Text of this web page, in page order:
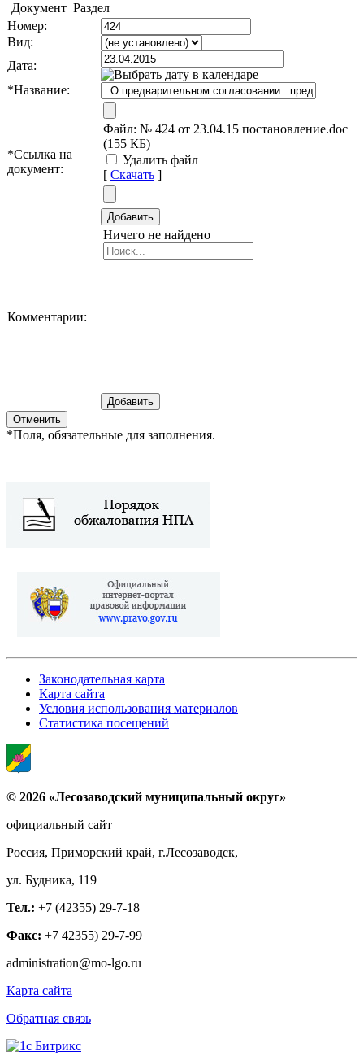
Документ Раздел
Номер:
Вид:
Дата:
*Название:
*Ссылка на
документ:
Файл: № 424 от 23.04.15 постановление.doc
(155 КБ)
Удалить файл
[ Скачать ]
Комментарии:
Ничего не найдено
*Поля, обязательные для заполнения.
Законодательная карта
Карта сайта
Условия использования материалов
Статистика посещений
© 2026 «Лесозаводский муниципальный округ»
официальный сайт
Россия, Приморский край, г.Лесозаводск,
ул. Будника, 119
Тел.: +7 (42355) 29-7-18
Факс: +7 42355) 29-7-99
administration@mo-lgo.ru
Карта сайта
Обратная связь